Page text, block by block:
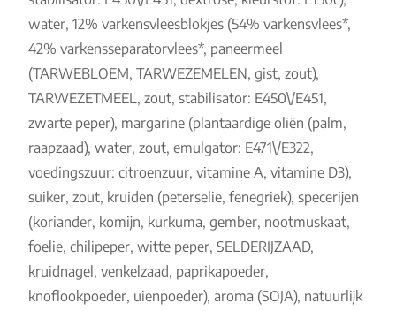
water, 12% varkensvleesblokjes (54% varkensvlees*,
42% varkensseparatorvlees*, paneermeel
(TARWEBLOEM, TARWEZEMELEN, gist, zout),
TARWEZETMEEL, zout, stabilisator: E450\/E451,
zwarte peper), margarine (plantaardige oliën (palm,
raapzaad), water, zout, emulgator: E471\/E322,
voedingszuur: citroenzuur, vitamine A, vitamine D3),
suiker, zout, kruiden (peterselie, fenegriek), specerijen
(koriander, komijn, kurkuma, gember, nootmuskaat,
foelie, chilipeper, witte peper, SELDERIJZAAD,
kruidnagel, venkelzaad, paprikapoeder,
knoflookpoeder, uienpoeder), aroma (SOJA), natuurlijk